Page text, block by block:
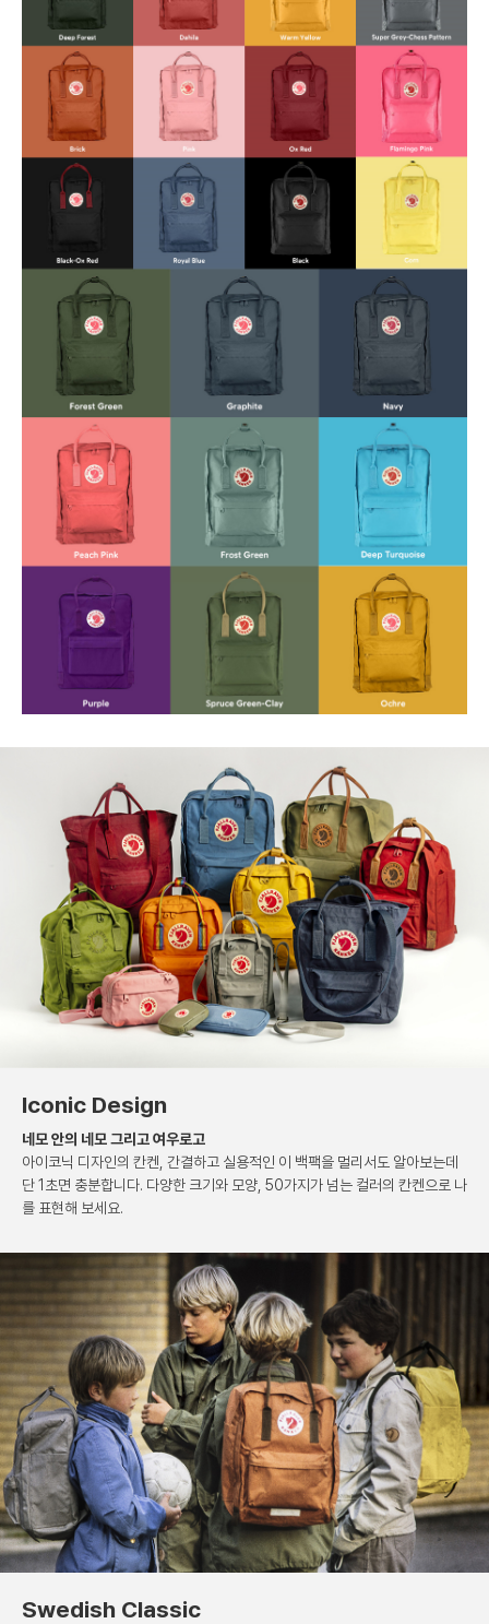
Iconic Design
네모 안의 네모 그리고 여우로고
아이코닉 디자인의 칸켄, 간결하고 실용적인 이 백팩을 멀리서도 알아보는데
단 1초면 충분합니다. 다양한 크기와 모양, 50가지가 넘는 컬러의 칸켄으로 나
를 표현해 보세요.
Swedish Classic